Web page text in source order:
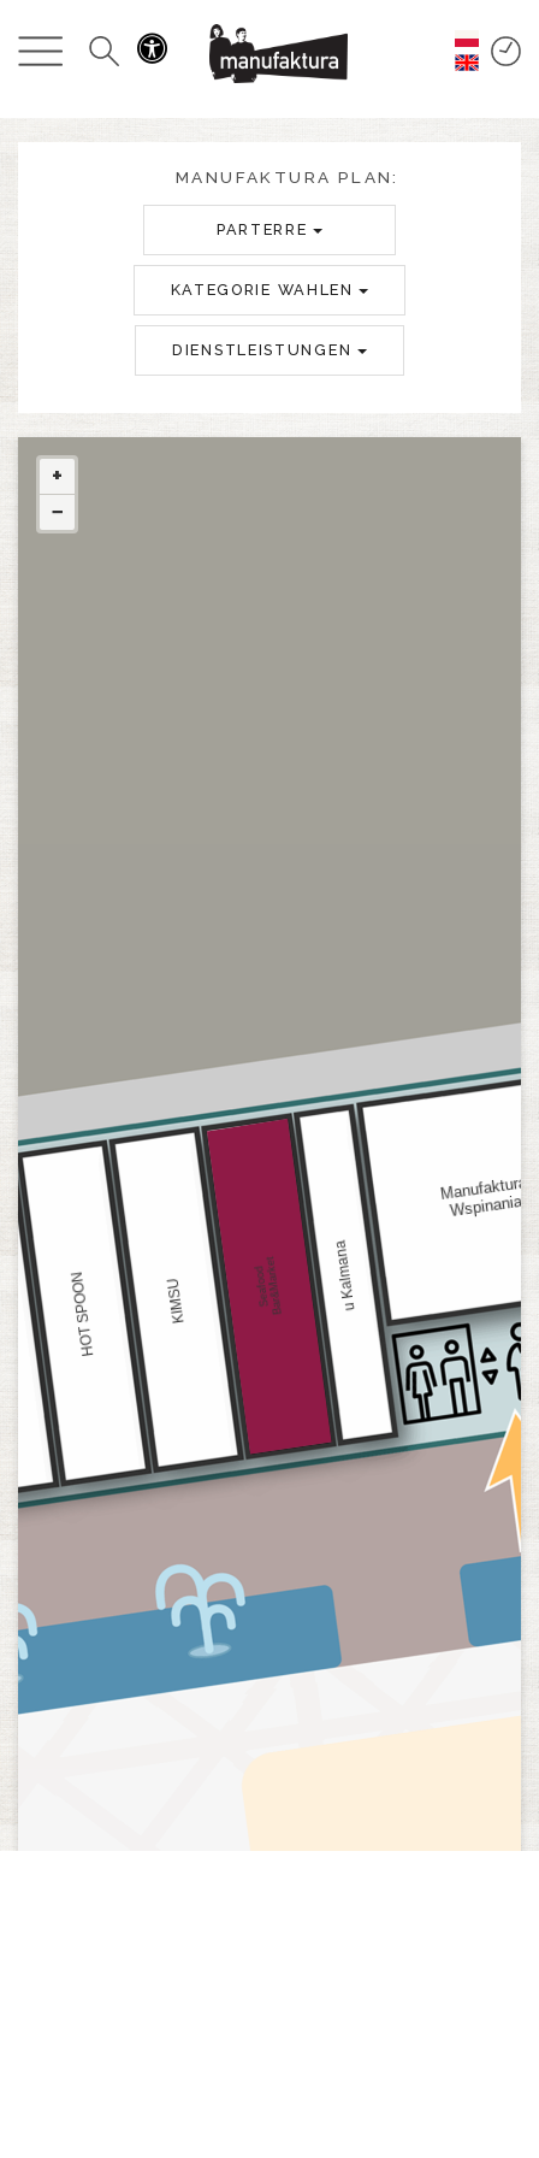
GESCHEHEN
ANGEBOTE
RESTAURANTS
ÜBER UNS
MANUFAKTURA PLAN:
PARTERRE
KATEGORIE WAHLEN
DIENSTLEISTUNGEN
+
−